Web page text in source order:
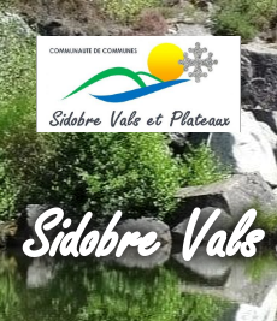
Sidobre